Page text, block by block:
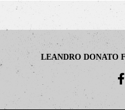
LEANDRO DONATO